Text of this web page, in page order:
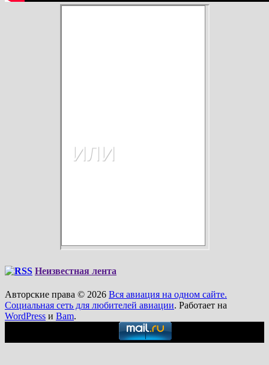
Неизвестная лента
Авторские права © 2026 Вся авиация на одном сайте.
Социальная сеть для любителей авиации. Работает на
WordPress и Bam.